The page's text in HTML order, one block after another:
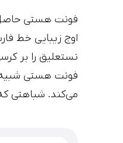
فونت هستی
اوج زیبایی خط
نستعلیق را بر
فونت هستی شبیه
می‌کند. شباهتی که